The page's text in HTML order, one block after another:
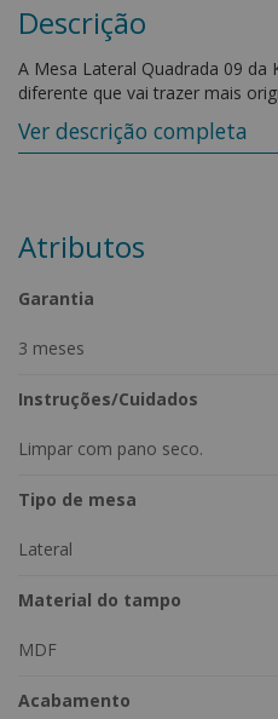
Descrição
A Mesa Lateral Quadrada 09 da
diferente que vai trazer mais
Medidas do Produto:
-Largura: 50 cm
*Variações Disponíveis:
Ver descrição completa
Atributos
Garantia
3 meses
Instruções/Cuidados
Limpar com pano seco.
Tipo de mesa
Lateral
Material do tampo
MDF
Acabamento